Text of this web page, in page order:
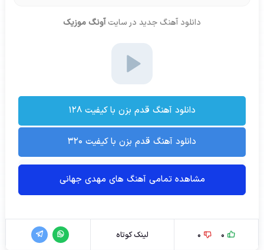
دانلود آهنگ جدید در سایت آونگ موزیک
دانلود آهنگ قدم بزن با کیفیت ۱۲۸
دانلود آهنگ قدم بزن با کیفیت ۳۲۰
مشاهده تمامی آهنگ های مهدی جهانی
0
0 لینک کوتاه